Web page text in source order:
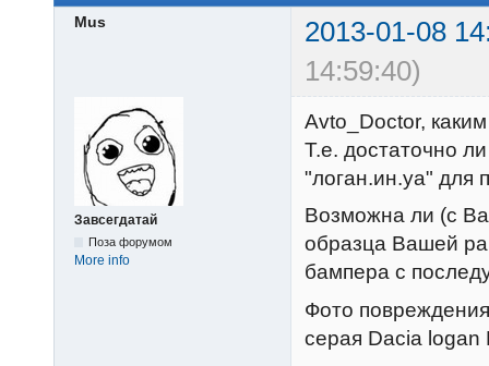
Mus
2013-01-08
14:59:40)
Завсегдатай
Поза форумом
More info
Avto_Doctor,
Т.е. достаточно
"логан.ин.уа" для
Возможна ли (с
образца Вашей
бампера с
Фото
серая Dacia logan